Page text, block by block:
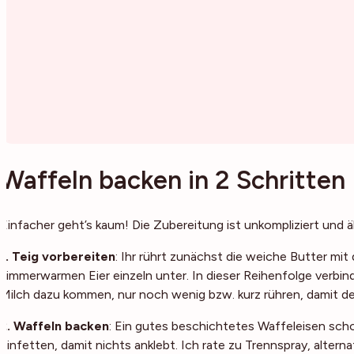
Waffeln backen in 2 Schritten
Einfacher geht’s kaum! Die Zubereitung ist unkompliziert und
1. Teig vorbereiten: Ihr rührt zunächst die weiche Butter mit
zimmerwarmen Eier einzeln unter. In dieser Reihenfolge
Milch dazu kommen, nur noch wenig bzw. kurz rühren,
2. Waffeln backen: Ein gutes beschichtetes Waffeleisen
einfetten, damit nichts anklebt. Ich rate zu Trennspray,